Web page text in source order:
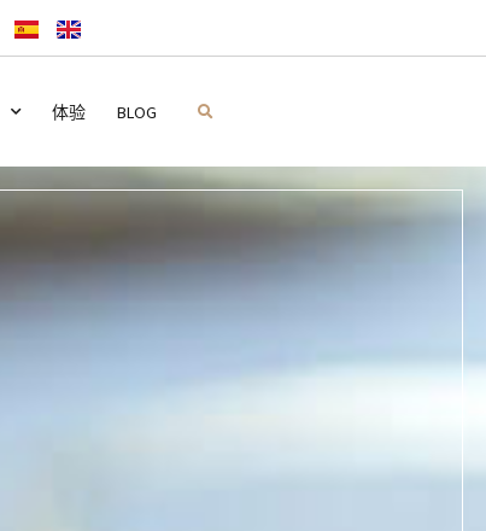
体验 BLOG